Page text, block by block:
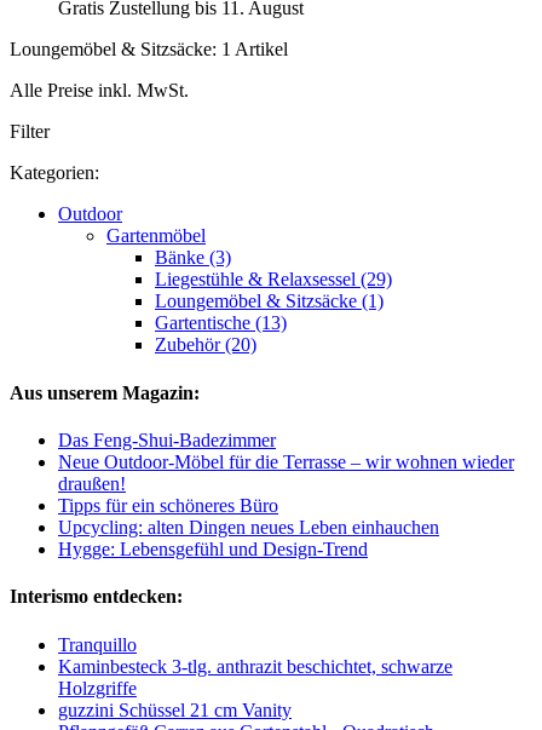
Gratis Zustellung bis 11. August
Loungemöbel & Sitzsäcke: 1 Artikel
Alle Preise inkl. MwSt.
Filter
Kategorien:
Outdoor
Gartenmöbel
Bänke (3)
Liegestühle & Relaxsessel (29)
Loungemöbel & Sitzsäcke (1)
Gartentische (13)
Zubehör (20)
Aus unserem Magazin:
Das Feng-Shui-Badezimmer
Neue Outdoor-Möbel für die Terrasse – wir wohnen wieder
draußen!
Tipps für ein schöneres Büro
Upcycling: alten Dingen neues Leben einhauchen
Hygge: Lebensgefühl und Design-Trend
Interismo entdecken:
Tranquillo
Kaminbesteck 3-tlg. anthrazit beschichtet, schwarze
Holzgriffe
guzzini Schüssel 21 cm Vanity